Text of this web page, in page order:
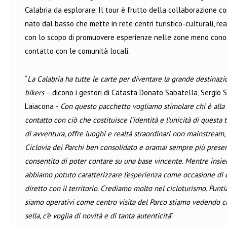
Calabria da esplorare. Il tour è frutto della collaborazione
nato dal basso che mette in rete centri turistico-culturali,
con lo scopo di promuovere esperienze nelle zone meno
contatto con le comunità locali.
“La Calabria ha tutte le carte per diventare la grande
bikers– dicono i gestori di Catasta Donato Sabatella, Sergio
Laiacona -. Con questo pacchetto vogliamo stimolare chi è
contatto con ciò che costituisce l’identità e l’unicità di questa
di avventura, offre luoghi e realtà straordinari non
Ciclovia dei Parchi ben consolidato e oramai sempre più
consentito di poter contare su una base vincente. Mentre
abbiamo potuto caratterizzare l’esperienza come occasione di
diretto con il territorio. Crediamo molto nel cicloturismo.
siamo operativi come centro visita del Parco stiamo vedendo
sella, c’è voglia di novità e di tanta autenticità”.